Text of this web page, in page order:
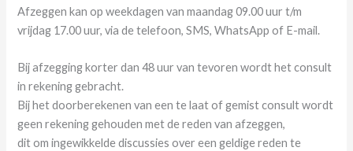
Afzeggen kan op weekdagen van maandag 09.00 uur t/m
vrijdag 17.00 uur, via de telefoon, SMS, WhatsApp of E-mail.
Bij afzegging korter dan 48 uur van tevoren wordt het consult
in rekening gebracht.
Bij het doorberekenen van een te laat of gemist consult wordt
geen rekening gehouden met de reden van afzeggen,
dit om ingewikkelde discussies over een geldige reden te